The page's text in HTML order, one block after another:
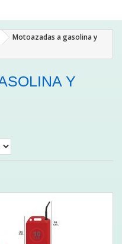
Motoazadas a gasolina y
Y